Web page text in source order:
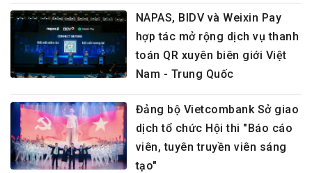
NAPAS, BIDV và Weixin Pay
hợp tác mở rộng dịch vụ thanh
toán QR xuyên biên giới Việt
Nam - Trung Quốc
Đảng bộ Vietcombank Sở giao
dịch tổ chức Hội thi "Báo cáo
viên, tuyên truyền viên sáng
tạo"